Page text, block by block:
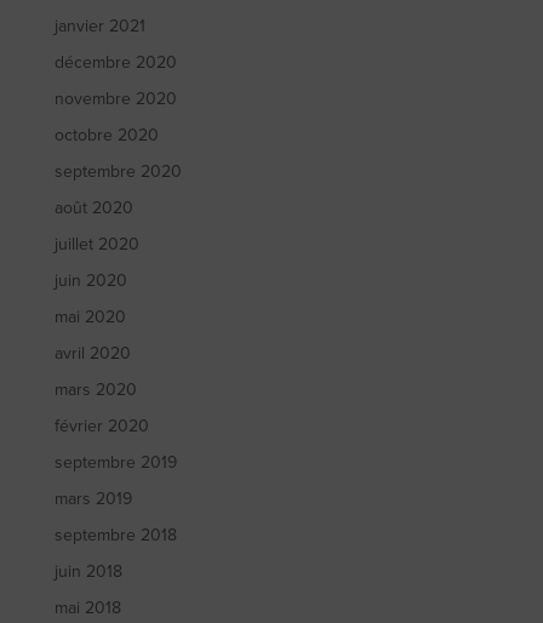
janvier 2021
décembre 2020
novembre 2020
octobre 2020
septembre 2020
août 2020
juillet 2020
juin 2020
mai 2020
avril 2020
mars 2020
février 2020
septembre 2019
mars 2019
septembre 2018
juin 2018
mai 2018